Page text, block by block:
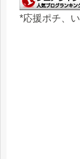
*応援ポチ、